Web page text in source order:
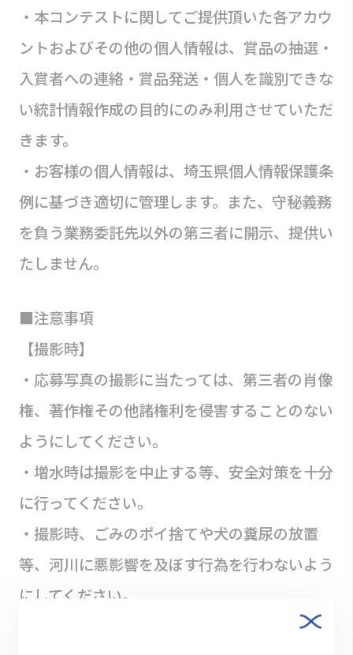
・本コンテストに関してご提供頂いた各アカウ
ントおよびその他の個人情報は、賞品の抽選・
入賞者への連絡・賞品発送・個人を識別できな
い統計情報作成の目的にのみ利用させていただ
きます。
・お客様の個人情報は、埼玉県個人情報保護条
例に基づき適切に管理します。また、守秘義務
を負う業務委託先以外の第三者に開示、提供い
たしません。
■注意事項
【撮影時】
・応募写真の撮影に当たっては、第三者の肖像
権、著作権その他諸権利を侵害することのない
ようにしてください。
・増水時は撮影を中止する等、安全対策を十分
に行ってください。
・撮影時、ごみのポイ捨てや犬の糞尿の放置
等、河川に悪影響を及ぼす行為を行わないよう
にしてください。
・怪我等がないよう、健康に十分に配慮してく